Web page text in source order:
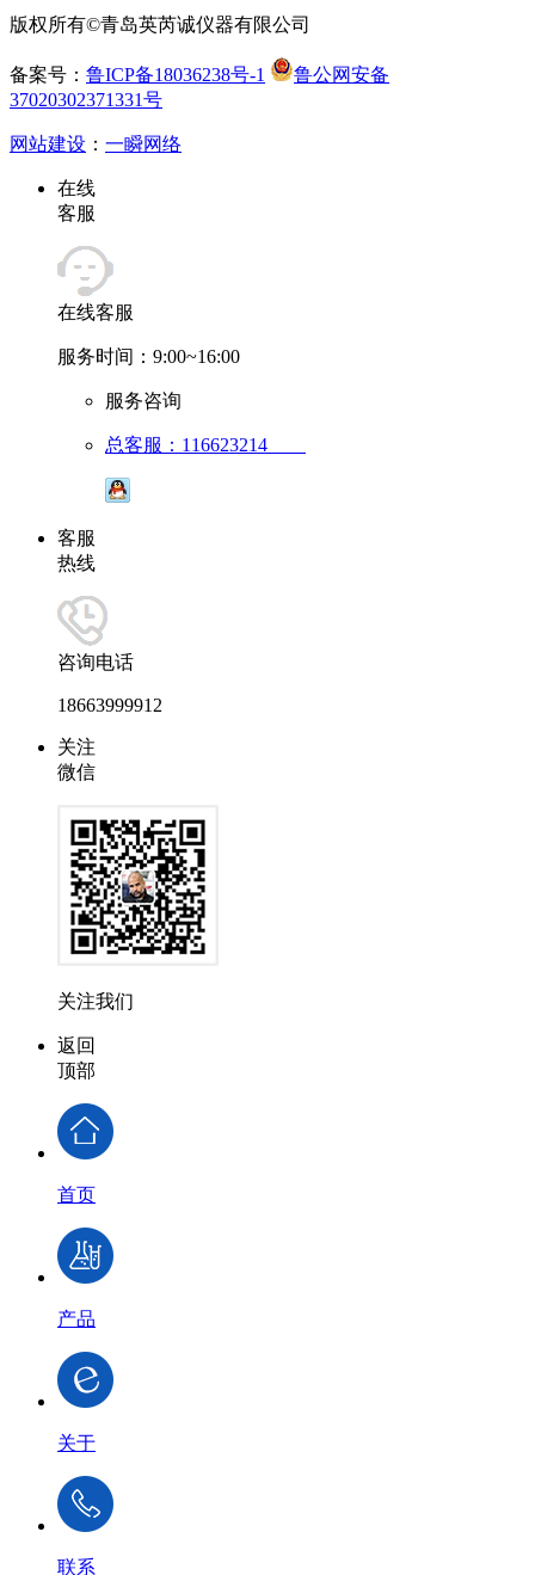
版权所有©青岛英芮诚仪器有限公司
备案号： 鲁ICP备18036238号-1
鲁公网安备
37020302371331号
网站建设 ： 一瞬网络
在线
客服
在线客服
服务时间：9:00~16:00
服务咨询
总客服：116623214
客服
热线
咨询电话
18663999912
关注
微信
关注我们
返回
顶部
首页
产品
关于
联系